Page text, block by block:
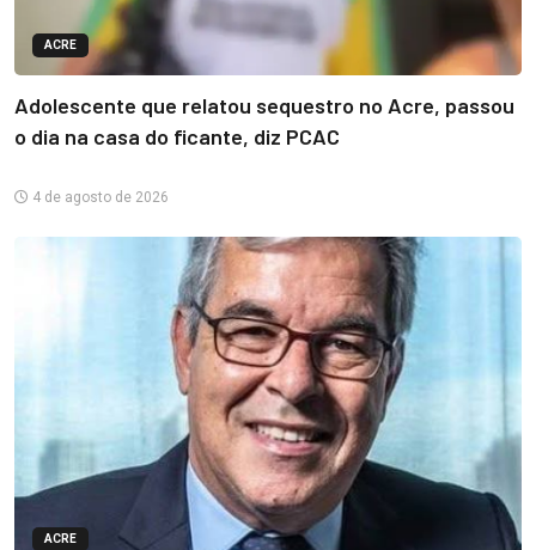
ACRE
Adolescente que relatou sequestro no Acre, passou
o dia na casa do ficante, diz PCAC
4 de agosto de 2026
ACRE